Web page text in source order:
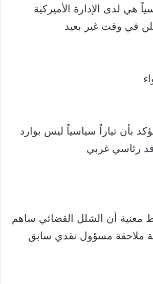
هي لدى الإدارة الأميركية
في وقت غير بعيد
بأن تياراً سياسياً ليس بوارد
رئاسي غربي
أن الشلل القضائي ساهم
ملاحقة مسؤول نقدي سابق